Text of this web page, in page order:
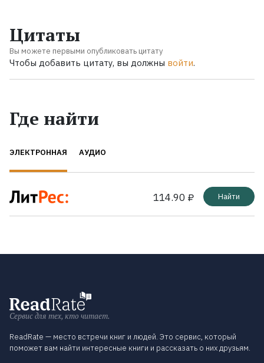
Цитаты
Вы можете первыми опубликовать цитату
Чтобы добавить цитату, вы должны войти.
Где найти
ЭЛЕКТРОННАЯ АУДИО
114.90 ₽ Найти
Сервис для тех, кто читает.
ReadRate — место встречи книг и людей. Это сервис, который
поможет вам найти интересные книги и рассказать о них друзьям.